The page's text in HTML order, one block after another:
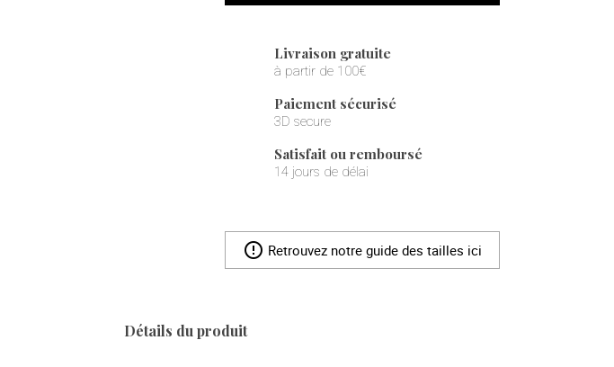
Livraison gratuite
à partir de 100€
Paiement sécurisé
3D secure
Satisfait ou remboursé
14 jours de délai
error_outline Retrouvez notre guide des tailles ici
Détails du produit